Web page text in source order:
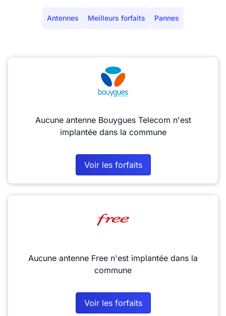
Antennes Meilleurs forfaits Pannes
Aucune antenne Bouygues Telecom n'est
implantée dans la commune
Voir les forfaits
Aucune antenne Free n'est implantée dans la
commune
Voir les forfaits